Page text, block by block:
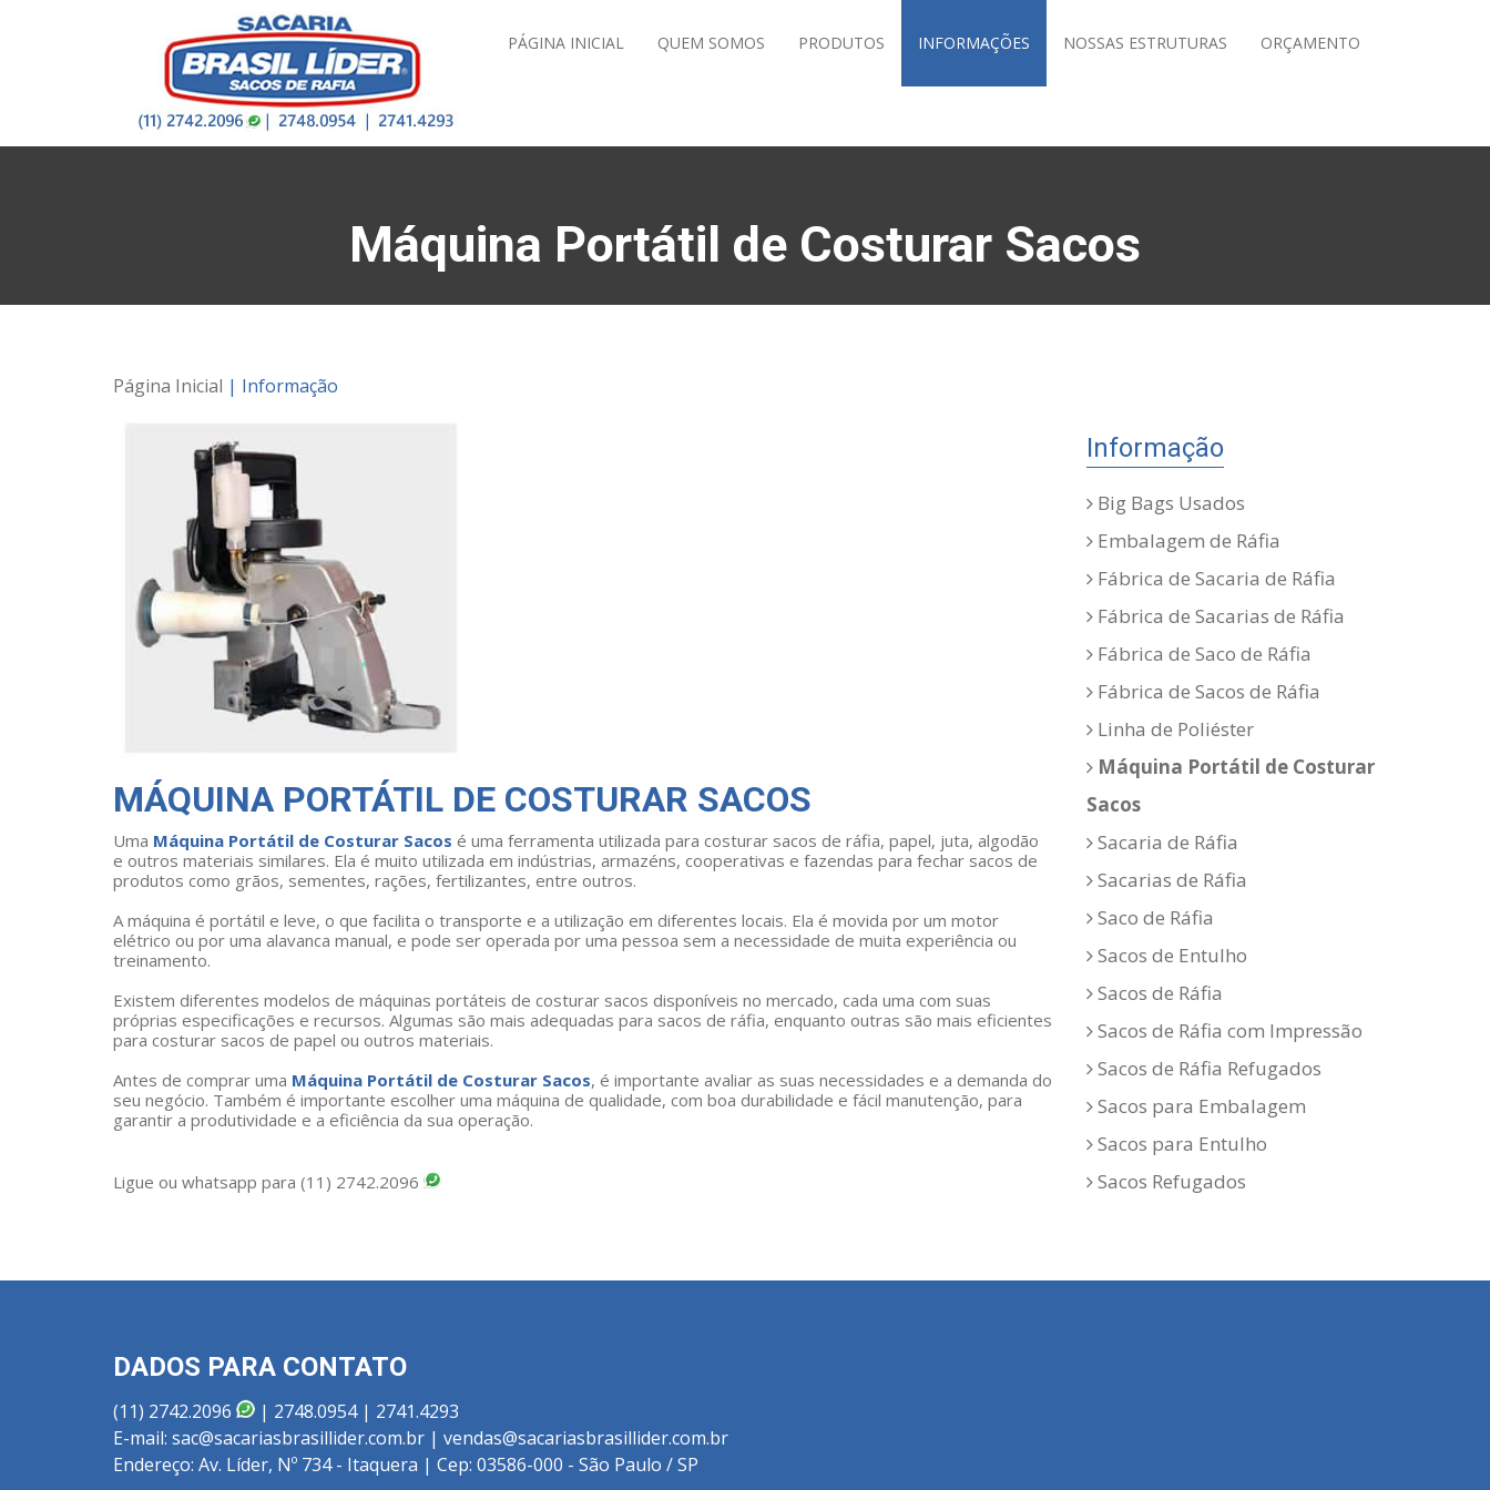
PÁGINA INICIAL QUEM SOMOS PRODUTOS INFORMAÇÕES NOSSAS ESTRUTURAS ORÇAMENTO
Máquina Portátil de Costurar Sacos
Página Inicial | Informação
MÁQUINA PORTÁTIL DE COSTURAR SACOS
Uma Máquina Portátil de Costurar Sacos é uma ferramenta utilizada para costurar sacos de ráfia, papel, juta, algodão
e outros materiais similares. Ela é muito utilizada em indústrias, armazéns, cooperativas e fazendas para fechar sacos de
produtos como grãos, sementes, rações, fertilizantes, entre outros.
A máquina é portátil e leve, o que facilita o transporte e a utilização em diferentes locais. Ela é movida por um motor
elétrico ou por uma alavanca manual, e pode ser operada por uma pessoa sem a necessidade de muita experiência ou
treinamento.
Existem diferentes modelos de máquinas portáteis de costurar sacos disponíveis no mercado, cada uma com suas
próprias especificações e recursos. Algumas são mais adequadas para sacos de ráfia, enquanto outras são mais eficientes
para costurar sacos de papel ou outros materiais.
Antes de comprar uma Máquina Portátil de Costurar Sacos, é importante avaliar as suas necessidades e a demanda do
seu negócio. Também é importante escolher uma máquina de qualidade, com boa durabilidade e fácil manutenção, para
garantir a produtividade e a eficiência da sua operação.
Ligue ou whatsapp para (11) 2742.2096
Informação
Big Bags Usados
Embalagem de Ráfia
Fábrica de Sacaria de Ráfia
Fábrica de Sacarias de Ráfia
Fábrica de Saco de Ráfia
Fábrica de Sacos de Ráfia
Linha de Poliéster
Máquina Portátil de Costurar
Sacos
Sacaria de Ráfia
Sacarias de Ráfia
Saco de Ráfia
Sacos de Entulho
Sacos de Ráfia
Sacos de Ráfia com Impressão
Sacos de Ráfia Refugados
Sacos para Embalagem
Sacos para Entulho
Sacos Refugados
DADOS PARA CONTATO
(11) 2742.2096
| 2748.0954 | 2741.4293
E-mail: sac@sacariasbrasillider.com.br | vendas@sacariasbrasillider.com.br
Endereço: Av. Líder, Nº 734 - Itaquera | Cep: 03586-000 - São Paulo / SP